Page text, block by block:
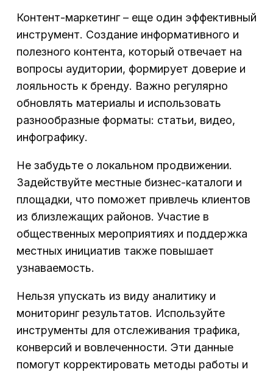
Контент-маркетинг – еще один эффективный
инструмент. Создание информативного и
полезного контента, который отвечает на
вопросы аудитории, формирует доверие и
лояльность к бренду. Важно регулярно
обновлять материалы и использовать
разнообразные форматы: статьи, видео,
инфографику.
Не забудьте о локальном продвижении.
Задействуйте местные бизнес-каталоги и
площадки, что поможет привлечь клиентов
из близлежащих районов. Участие в
общественных мероприятиях и поддержка
местных инициатив также повышает
узнаваемость.
Нельзя упускать из виду аналитику и
мониторинг результатов. Используйте
инструменты для отслеживания трафика,
конверсий и вовлеченности. Эти данные
помогут корректировать методы работы и